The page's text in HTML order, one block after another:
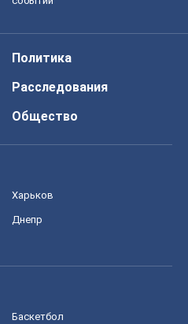
Политика
Расследования
Общество
Харьков
Днепр
Баскетбол